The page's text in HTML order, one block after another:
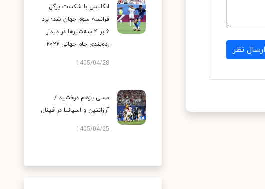
ارسال نظر
انگلیس با شکست پرگل
فرانسه سوم جهان شد؛ برد
۶ بر ۴ سه‌شیرها در دیدار
رده‌بندی جام جهانی ۲۰۲۶
1405/04/28
مسی بازهم درخشید /
آرژانتین و اسپانیا در فینال
1405/04/25